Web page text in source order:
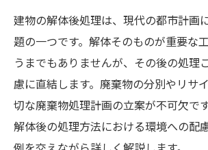
建物の解体後処理は、現代の都市計画
題の一つです。解体そのものが重要な
うまでもありませんが、その後の処理
慮に直結します。廃棄物の分別やリサ
切な廃棄物処理計画の立案が不可欠で
解体後の処理方法における環境への配